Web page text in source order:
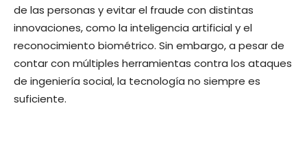
de las personas y evitar el fraude con distintas
innovaciones, como la inteligencia artificial y el
reconocimiento biométrico. Sin embargo, a pesar de
contar con múltiples herramientas contra los ataques
de ingeniería social, la tecnología no siempre es
suficiente.